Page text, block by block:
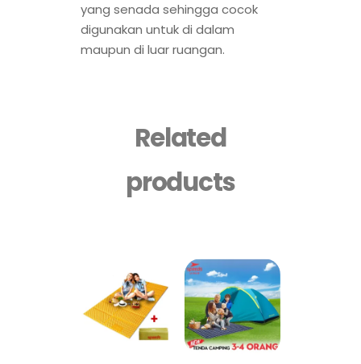
yang senada sehingga cocok
digunakan untuk di dalam
maupun di luar ruangan.
Related
products